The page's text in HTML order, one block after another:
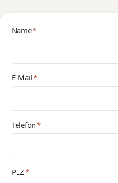
Name*
E-Mail*
Telefon*
PLZ*